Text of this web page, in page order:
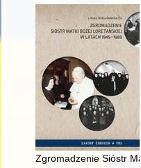
Zgromadzenie Sióstr